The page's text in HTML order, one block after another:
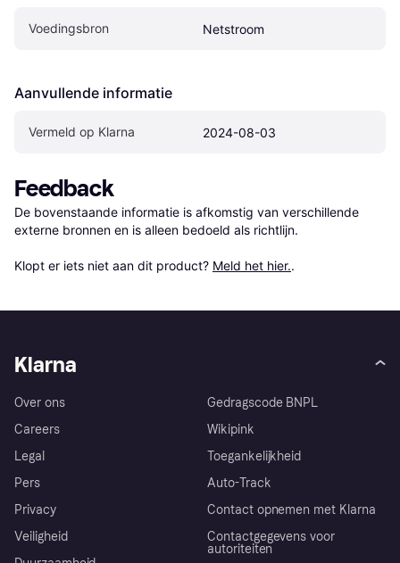
Voedingsbron Netstroom
Aanvullende informatie
Vermeld op Klarna 2024-08-03
Feedback
De bovenstaande informatie is afkomstig van verschillende
externe bronnen en is alleen bedoeld als richtlijn.
Klopt er iets niet aan dit product? Meld het hier..
Klarna
Over ons
Careers
Legal
Pers
Privacy
Veiligheid
Gedragscode BNPL
Wikipink
Toegankelijkheid
Auto-Track
Contact opnemen met Klarna
Contactgegevens voor
autoriteiten